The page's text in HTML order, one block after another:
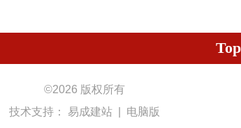
Top
©2026 版权所有
技术支持： 易成建站 电脑版